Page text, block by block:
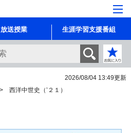
放送授業 生涯学習支援番組
2026/08/04 13:49更新
西洋中世史（’２１）